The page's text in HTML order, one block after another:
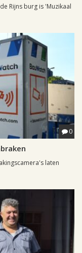
Rijns burg is 'Muzikaal
0
laten